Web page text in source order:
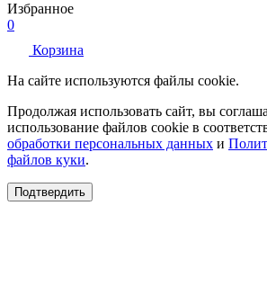
Избранное
0
Корзина
На сайте используются файлы cookie.
Продолжая использовать сайт, вы
использование файлов cookie в
обработки персональных данных и
файлов куки.
Подтвердить